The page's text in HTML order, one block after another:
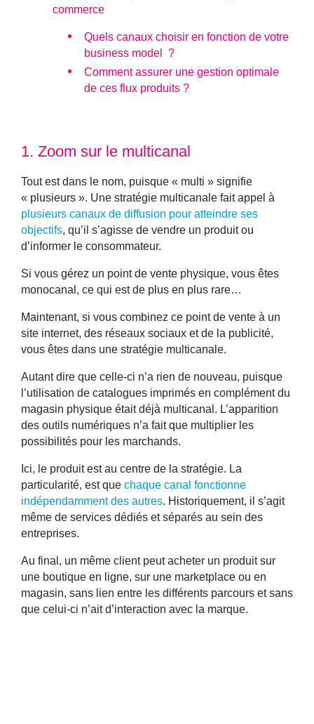
commerce
Quels canaux choisir en fonction de votre
business model ?
Comment assurer une gestion optimale
de ces flux produits ?
1. Zoom sur le multicanal
Tout est dans le nom, puisque « multi » signifie
« plusieurs ». Une stratégie multicanale fait appel à
plusieurs canaux de diffusion pour atteindre ses
objectifs, qu’il s’agisse de vendre un produit ou
d’informer le consommateur.
Si vous gérez un point de vente physique, vous êtes
monocanal, ce qui est de plus en plus rare…
Maintenant, si vous combinez ce point de vente à un
site internet, des réseaux sociaux et de la publicité,
vous êtes dans une stratégie multicanale.
Autant dire que celle-ci n’a rien de nouveau, puisque
l’utilisation de catalogues imprimés en complément du
magasin physique était déjà multicanal. L’apparition
des outils numériques n’a fait que multiplier les
possibilités pour les marchands.
Ici, le produit est au centre de la stratégie. La
particularité, est que chaque canal fonctionne
indépendamment des autres. Historiquement, il s’agit
même de services dédiés et séparés au sein des
entreprises.
Au final, un même client peut acheter un produit sur
une boutique en ligne, sur une marketplace ou en
magasin, sans lien entre les différents parcours et sans
que celui-ci n’ait d’interaction avec la marque.